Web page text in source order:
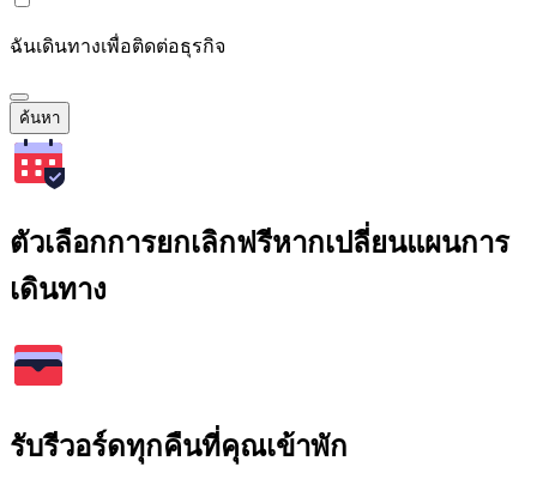
ฉันเดินทางเพื่อติดต่อธุรกิจ
ค้นหา
ตัวเลือกการยกเลิกฟรีหากเปลี่ยนแผนการ
เดินทาง
รับรีวอร์ดทุกคืนที่คุณเข้าพัก